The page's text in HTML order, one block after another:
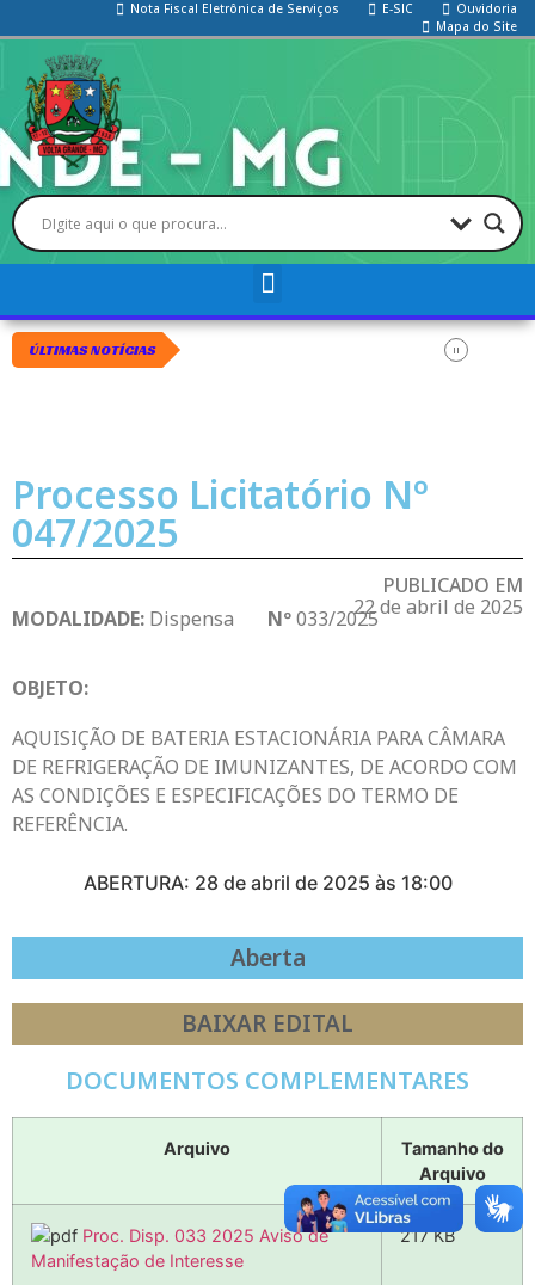
Nota Fiscal Eletrônica de Serviços E-SIC
Ouvidoria
Mapa do Site
ÚLTIMAS NOTÍCIAS
Processo Licitatório Nº
047/2025
PUBLICADO EM
22 de abril de 2025
MODALIDADE: Dispensa Nº033/2025
OBJETO:
AQUISIÇÃO DE BATERIA ESTACIONÁRIA PARA CÂMARA
DE REFRIGERAÇÃO DE IMUNIZANTES, DE ACORDO COM
AS CONDIÇÕES E ESPECIFICAÇÕES DO TERMO DE
REFERÊNCIA.
ABERTURA: 28 de abril de 2025 às 18:00
Aberta
BAIXAR EDITAL
DOCUMENTOS COMPLEMENTARES
Arquivo
Tamanho do
Arquivo
Proc. Disp. 033 2025 Aviso de
Manifestação de Interesse
217 KB